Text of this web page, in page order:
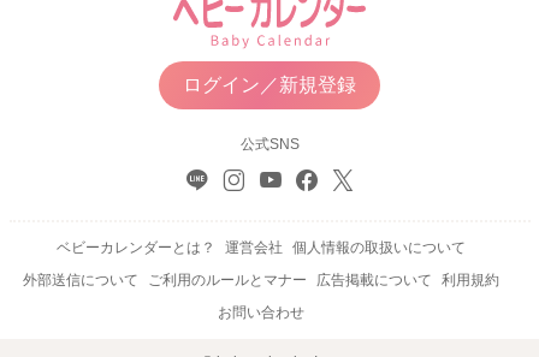
ログイン／新規登録
公式SNS
ベビーカレンダーとは？ 運営会社
個人情報の取扱いについて
外部送信について
ご利用のルールとマナー 広告掲載について
利用規約
お問い合わせ